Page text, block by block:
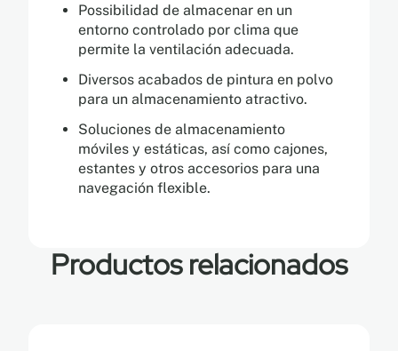
Possibilidad de almacenar en un
entorno controlado por clima que
permite la ventilación adecuada.
Diversos acabados de pintura en polvo
para un almacenamiento atractivo.
Soluciones de almacenamiento
móviles y estáticas, así como cajones,
estantes y otros accesorios para una
navegación flexible.
Productos relacionados